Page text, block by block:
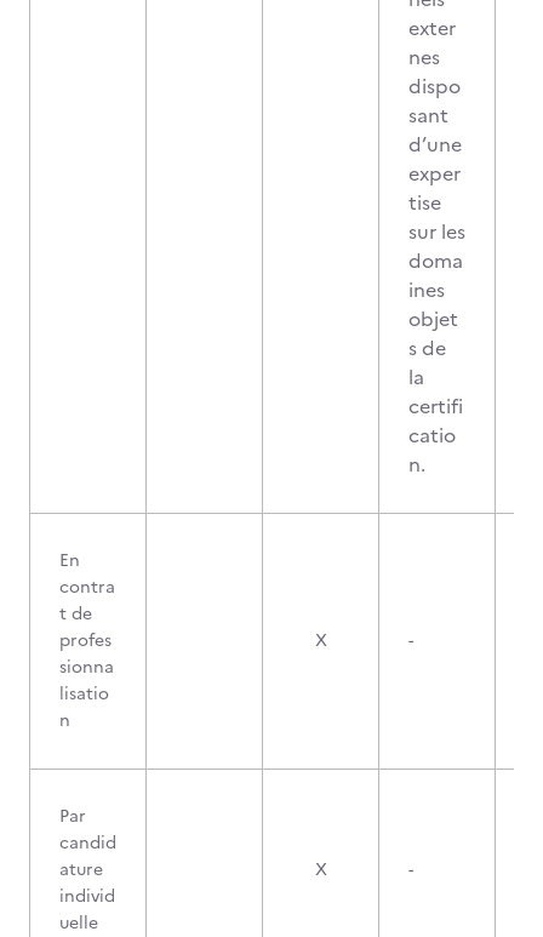
exter
nes
dispo
sant
d’une
exper
tise
sur les
doma
ines
objet
s de
la
certifi
catio
n.
En
contra
t de
profes
sionna
lisatio
n
X -
Par
candid
ature
individ
uelle
X -